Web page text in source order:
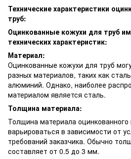
Технические характеристики
труб:
Оцинкованные кожухи для труб
технических характеристик:
Материал:
Оцинкованные кожухи для труб
разных материалов, таких как
алюминий. Однако, наиболее
материалом является сталь.
Толщина материала:
Толщина материала
варьироваться в зависимости от
требований заказчика. Обычно
составляет от 0.5 до 3 мм.